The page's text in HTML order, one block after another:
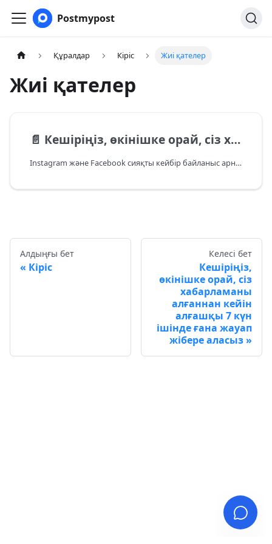
Postmypost
Құралдар Кіріс Жиі қателер
Жиі қателер
📄️ Кешіріңіз, өкінішке орай, сіз хабарламаны алғаннан кейін алғашқы 7 күн ішінде ғана жауап жібере аласыз
Instagram және Facebook сияқты кейбір байланыс арналарында пайдаланушыға жауап беру уақытына шектеу бар. Сіз жауап хабарламасын клиенттен хабарлама алғаннан кейін тек 7 күн ішінде жібере аласыз.
Алдыңғы бет
Кіріс
Келесі бет
Кешіріңіз,
өкінішке орай, сіз
хабарламаны
алғаннан кейін
алғашқы 7 күн
ішінде ғана жауап
жібере аласыз